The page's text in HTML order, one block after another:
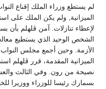
لم يستطع وزراء الملك إقناع
الميزانية, ولم يكن الملك على
لإعطاء تنازلات. آمن ڤلهلم بأن
الشخص الوحيد الذي يستطيع
الميزانية المقدمة، قرر ڤلهلم
بسمارك رئيسا للوزراء ووزيرا